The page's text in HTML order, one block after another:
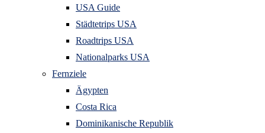
USA Guide
Städtetrips USA
Roadtrips USA
Nationalparks USA
Fernziele
Ägypten
Costa Rica
Dominikanische Republik